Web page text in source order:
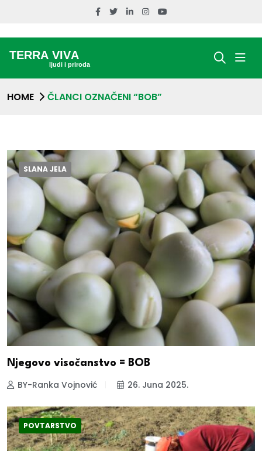
HOME ČLANCI OZNAČENI “BOB”
SLANA JELA
Njegovo visočanstvo = BOB
BY-Ranka Vojnović 26. Juna 2025.
POVTARSTVO